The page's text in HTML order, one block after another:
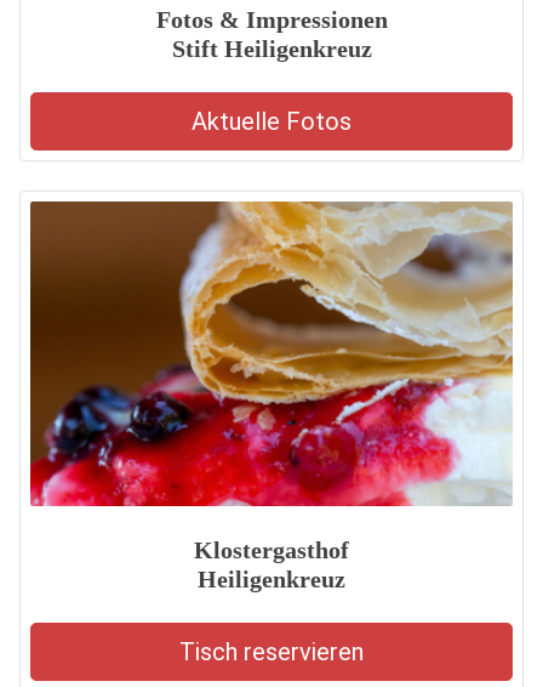
Fotos & Impressionen
Stift Heiligenkreuz
Aktuelle Fotos
Klostergasthof
Heiligenkreuz
Tisch reservieren